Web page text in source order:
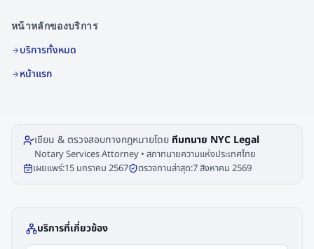
หน้าหลักของบริการ
บริการทั้งหมด
หน้าแรก
เขียน & ตรวจสอบทางกฎหมายโดย ทีมทนาย NYC Legal
Notary Services Attorney • สภาทนายความแห่งประเทศไทย
เผยแพร่:15 มกราคม 2567 ตรวจทานล่าสุด:7 สิงหาคม 2569
บริการที่เกี่ยวข้อง